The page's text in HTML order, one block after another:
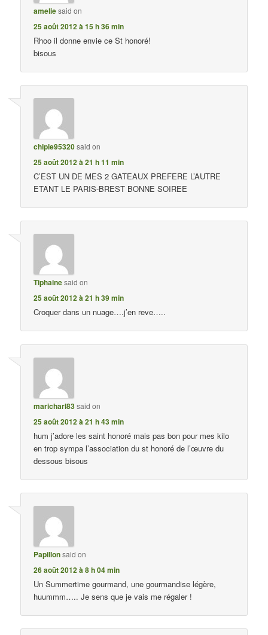
ameliesaid on
25 août 2012 à 15 h 36 min
Rhoo il donne envie ce St honoré!
bisous
chipie95320said on
25 août 2012 à 21 h 11 min
C’EST UN DE MES 2 GATEAUX PREFERE L’AUTRE
ETANT LE PARIS-BREST BONNE SOIREE
Tiphainesaid on
25 août 2012 à 21 h 39 min
Croquer dans un nuage….j’en reve…..
maricharl83said on
25 août 2012 à 21 h 43 min
hum j’adore les saint honoré mais pas bon pour mes kilo
en trop sympa l’association du st honoré de l’œuvre du
dessous bisous
Papillonsaid on
26 août 2012 à 8 h 04 min
Un Summertime gourmand, une gourmandise légère,
huummm….. Je sens que je vais me régaler !